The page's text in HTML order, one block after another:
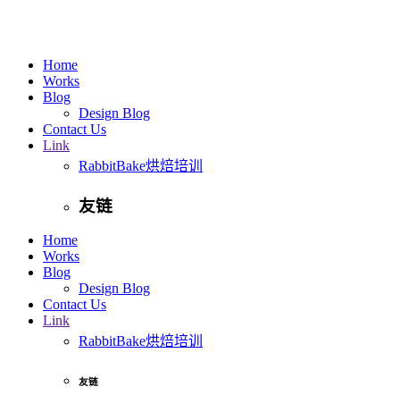
Home
Works
Blog
Design Blog
Contact Us
Link
RabbitBake烘焙培训
友链
Home
Works
Blog
Design Blog
Contact Us
Link
RabbitBake烘焙培训
友链